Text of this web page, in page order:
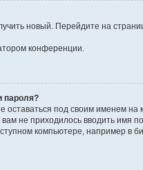
новый. Перейдите на
конференции.
пароля?
оставаться под своим именем
не приходилось вводить
компьютере, например в